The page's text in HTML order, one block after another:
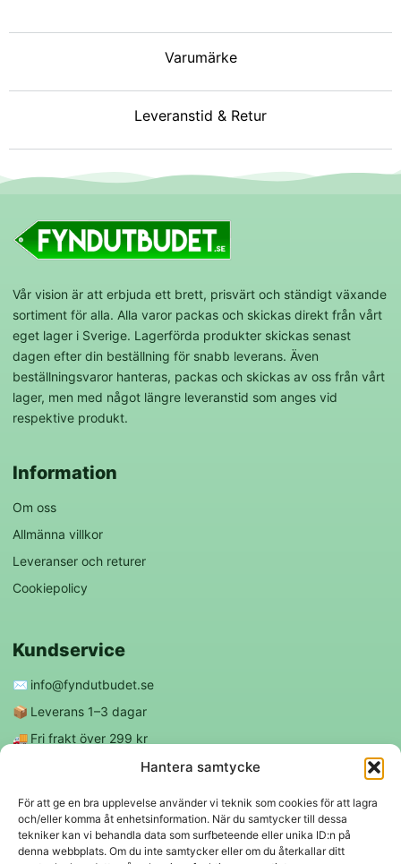
Hantera samtycke
För att ge en bra upplevelse använder vi teknik som cookies för att lagra
och/eller komma åt enhetsinformation. När du samtycker till dessa
tekniker kan vi behandla data som surfbeteende eller unika ID:n på
denna webbplats. Om du inte samtycker eller om du återkallar ditt
Varumärke
Leveranstid & Retur
Vår vision är att erbjuda ett brett, prisvärt och ständigt växande
sortiment för alla. Alla varor packas och skickas direkt från vårt
eget lager i Sverige. Lagerförda produkter skickas senast
dagen efter din beställning för snabb leverans. Även
beställningsvaror hanteras, packas och skickas av oss från vårt
lager, men med något längre leveranstid som anges vid
respektive produkt.
Information
Om oss
Allmänna villkor
Leveranser och returer
Cookiepolicy
Kundservice
✉️ info@fyndutbudet.se
📦 Leverans 1–3 dagar
🚚 Fri frakt över 299 kr
Följ oss